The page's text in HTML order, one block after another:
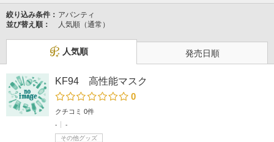
絞り込み条件： アバンティ
並び替え順：
人気順（通常）
人気順 発売日順
KF94 高性能マスク
0
クチコミ 0件
-
-
その他グッズ